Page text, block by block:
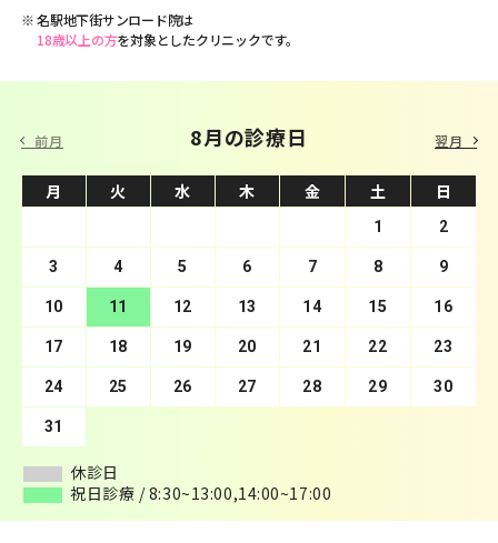
名駅地下街サンロード院は
18歳以上の方を対象としたクリニックです。
前月 8月の診療日
月 火 水 木 金 土 日
1 2
3 4 5 6 7 8 9
10 11 12 13 14 15 16
17 18 19 20 21 22 23
24 25 26 27 28 29 30
31
休診日
祝日診療 / 8:30~13:00,14:00~17:00
9 月の診療日
月 火 水 木 金 土 日
5 6
7 8 9 10 11 12 13
14 15 16 17 18 19 20
21 22 23 24 25 26 27
28 29 30
休診日
祝日診療 / 8:30~13:00,14:00~17:00
翌月